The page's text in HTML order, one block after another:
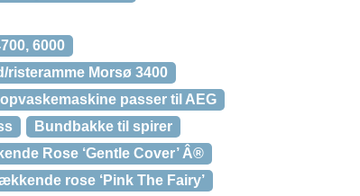
6000
risteramme Morsø 3400
passer til AEG
Bundbakke til spirer
Rose ‘Gentle Cover’ Â®
rose ‘Pink The Fairy’